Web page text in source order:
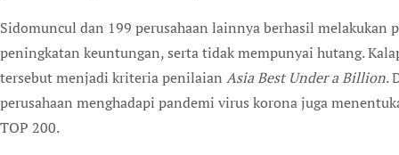
Sidomuncul dan 199 perusahaan lainnya berhasil
peningkatan keuntungan, serta tidak mempunyai hutang.
tersebut menjadi kriteria penilaian Asia Best Under a Billion.
perusahaan menghadapi pandemi virus korona juga
TOP 200.